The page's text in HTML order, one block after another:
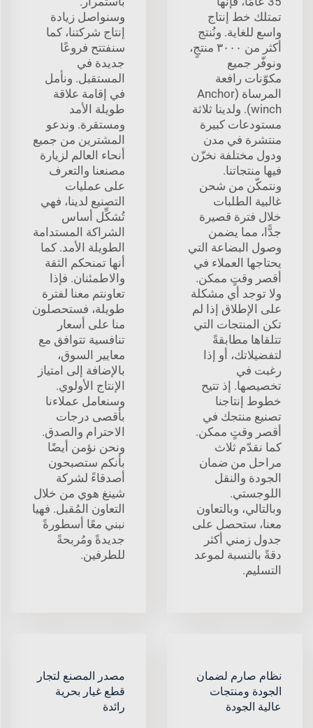
تمتلك خط إنتاج
واسع للغاية. ونُنتج
أكثر من ٣٠٠٠ منتجٍ،
ونوفّر جميع
مكوّنات رافعة
المرساة (Anchor
winch). ولدينا ثلاثة
مستودعات كبيرة
منتشرة في مدن
ودول مختلفة نخزّن
فيها منتجاتنا.
ونتمكّن من شحن
غالبية الطلبات
خلال فترة قصيرة
جدًّا، مما يضمن
وصول البضاعة التي
يحتاجها العملاء في
أقصر وقتٍ ممكن.
ولا توجد أي مشكلة
على الإطلاق إذا لم
تكن المنتجات التي
تتلقاها مطابقةً
لتفضيلاتك، أو إذا
رغبت في
تخصيصها. إذ تتيح
خطوط إنتاجنا
تصنيع منتجك في
أقصر وقتٍ ممكن.
كما نقدّم ثلاث
مراحل من ضمان
الجودة والنقل
اللوجستي.
وبالتالي، وبالتعاون
معنا، ستحصل على
جدول زمني أكثر
دقةً بالنسبة لموعد
التسليم.
وسنواصل زيادة
إنتاج شركتنا، كما
سنفتتح فروعًا
جديدة في
المستقبل. ونأمل
في إقامة علاقة
طويلة الأمد
ومستقرة. وندعو
المشترين من جميع
أنحاء العالم لزيارة
مصنعنا والتعرف
على عمليات
التصنيع لدينا، فهي
تُشكِّل أساس
الشراكة المستدامة
الطويلة الأمد. كما
أنها تمنحكم الثقة
والاطمئنان. فإذا
تعاونتم معنا لفترة
طويلة، فستحصلون
منا على أسعار
تنافسية تتوافق مع
معايير السوق،
بالإضافة إلى امتياز
الإنتاج الأولوي.
وسنعامل عملاءنا
بأقصى درجات
الاحترام والصدق.
ونحن نؤمن أيضًا
بأنكم ستصبحون
أصدقاءً لشركة
شينغ هوي من خلال
التعاون المُقبل. فهيا
نبني معًا أسطورةً
جديدةً ومُربحةً
للطرفين.
نظام صارم لضمان
الجودة ومنتجات
عالية الجودة
مصدر المصنع لتجار
قطع غيار بحرية
رائدة